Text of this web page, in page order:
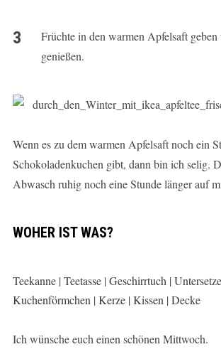
Früchte in den warmen Apfelsaft
genießen.
Wenn es zu dem warmen Apfelsaft noch ein
Schokoladenkuchen gibt, dann bin ich selig.
Abwasch ruhig noch eine Stunde länger auf
WOHER IST WAS?
Teekanne| Teetasse| Geschirrtuch |
Kuchenförmchen | Kerze| Kissen | Decke
Ich wünsche euch einen schönen Mittwoch.